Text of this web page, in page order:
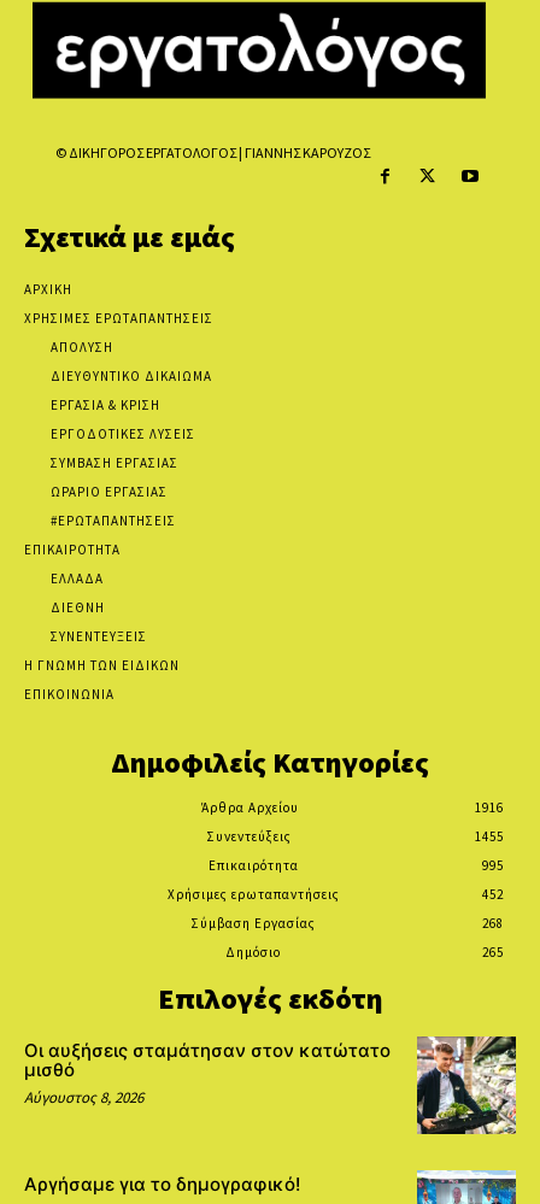
© ΔΙΚΗΓΟΡΟΣ ΕΡΓΑΤΟΛΟΓΟΣ | ΓΙΑΝΝΗΣ ΚΑΡΟΥΖΟΣ
Σχετικά με εμάς
ΑΡΧΙΚΗ
ΧΡΗΣΙΜΕΣ ΕΡΩΤΑΠΑΝΤΗΣΕΙΣ
ΑΠΟΛΥΣΗ
ΔΙΕΥΘΥΝΤΙΚΟ ΔΙΚΑΙΩΜΑ
ΕΡΓΑΣΙΑ & ΚΡΙΣΗ
ΕΡΓΟΔΟΤΙΚΕΣ ΛΥΣΕΙΣ
ΣΥΜΒΑΣΗ ΕΡΓΑΣΙΑΣ
ΩΡΑΡΙΟ ΕΡΓΑΣΙΑΣ
#ΕΡΩΤΑΠΑΝΤΗΣΕΙΣ
ΕΠΙΚΑΙΡΟΤΗΤΑ
ΕΛΛΑΔΑ
ΔΙΕΘΝΗ
ΣΥΝΕΝΤΕΥΞΕΙΣ
Η ΓΝΩΜΗ ΤΩΝ ΕΙΔΙΚΩΝ
ΕΠΙΚΟΙΝΩΝΙΑ
Δημοφιλείς Κατηγορίες
Άρθρα Αρχείου
1916
Συνεντεύξεις
1455
Επικαιρότητα
995
Χρήσιμες ερωταπαντήσεις
452
Σύμβαση Εργασίας
268
Δημόσιο
265
Επιλογές εκδότη
Οι αυξήσεις σταμάτησαν στον κατώτατο
μισθό
Αύγουστος 8, 2026
Αργήσαμε για το δημογραφικό!